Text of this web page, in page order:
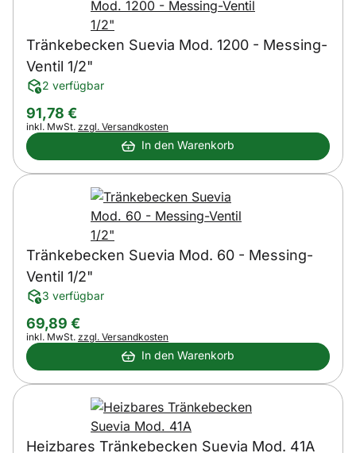
Tränkebecken Suevia Mod. 1200 - Messing-
Ventil 1/2"
2 verfügbar
91,78 €
Steuerhinweis:
inkl. MwSt. zzgl. Versandkosten
In den Warenkorb
Tränkebecken Suevia Mod. 60 - Messing-
Ventil 1/2"
3 verfügbar
69,89 €
Steuerhinweis:
inkl. MwSt. zzgl. Versandkosten
In den Warenkorb
Heizbares Tränkebecken Suevia Mod. 41A